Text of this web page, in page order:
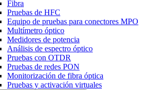
Fibra
Pruebas de HFC
Equipo de pruebas para conectores MPO
Multímetro óptico
Medidores de potencia
Análisis de espectro óptico
Pruebas con OTDR
Pruebas de redes PON
Monitorización de fibra óptica
Pruebas y activación virtuales